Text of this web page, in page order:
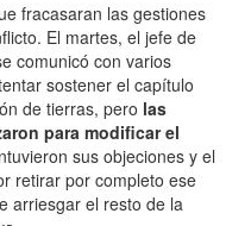
fracasaran las gestiones
El martes, el jefe de
comunicó con varios
sostener el capítulo
de tierras, pero las
para modificar el
sus objeciones y el
retirar por completo ese
arriesgar el resto de la